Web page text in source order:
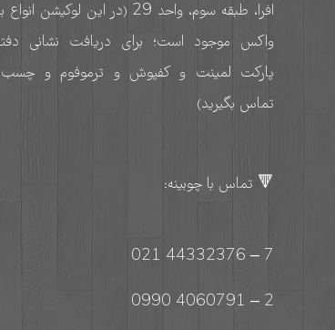
افرا، طبقه سوم، واحد 29 (در این
واکس موجود است؛ برای دریافت نشانی
پارکت لمینت و کفپوش و ترموفوم و
تماس بگیرید)
🔻 تماس با چوبینه:
7 – 44332376 021
2 – 4060791 0990